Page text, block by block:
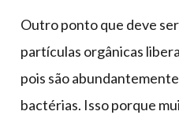
Outro ponto que deve
partículas orgânicas
pois são
bactérias. Isso porque